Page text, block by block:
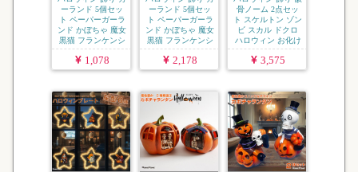
ーランド 5個セッ
ト ペーパーガーラ
ンド かぼちゃ 魔女
黒猫 フランケンシ
ュ...
1,078
ーランド 5個セッ
ト ペーパーガーラ
ンド かぼちゃ 魔女
黒猫 フランケンシ
ュ...
2,178
骨ノーム 2点セッ
ト スケルトン ゾン
ビ スカル ドクロ
ハロウィン お化け
...
3,575